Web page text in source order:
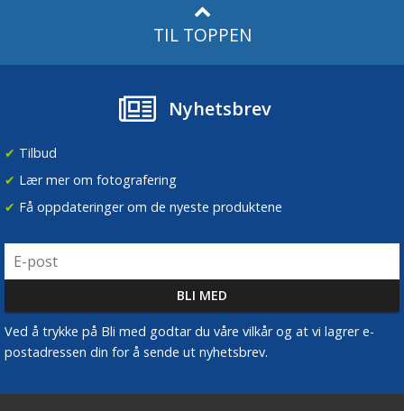
TIL TOPPEN
Nyhetsbrev
✔ Tilbud
✔ Lær mer om fotografering
✔ Få oppdateringer om de nyeste produktene
Ved å trykke på Bli med godtar du våre vilkår og at vi lagrer e-
postadressen din for å sende ut nyhetsbrev.